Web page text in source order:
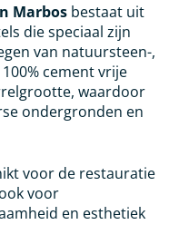
Marbos bestaat uit
die speciaal zijn
van natuursteen-,
cement vrije
waardoor
ondergronden en
voor de restauratie
voor
en esthetiek